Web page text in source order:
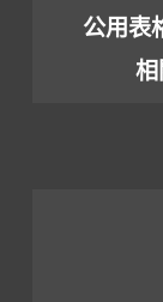
公用表
相